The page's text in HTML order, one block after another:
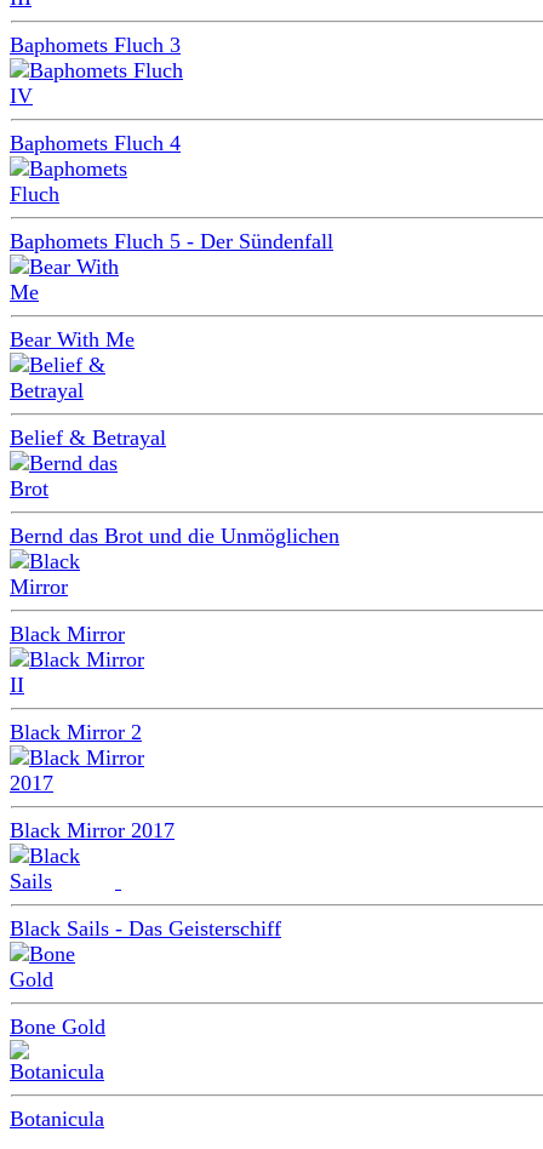
Baphomets Fluch 3
Baphomets Fluch 4
Baphomets Fluch 5 - Der Sündenfall
Bear With Me
Belief & Betrayal
Bernd das Brot und die Unmöglichen
Black Mirror
Black Mirror 2
Black Mirror 2017
Black Sails - Das Geisterschiff
Bone Gold
Botanicula